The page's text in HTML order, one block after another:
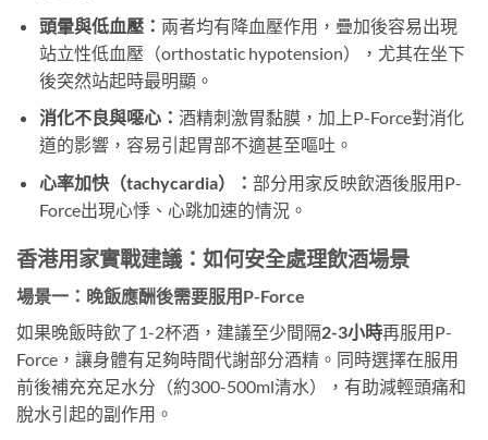
頭暈與低血壓： 兩者均有降血壓作用，疊加後容易出現
站立性低血壓（orthostatic hypotension），尤其在坐下
後突然站起時最明顯。
消化不良與噁心： 酒精刺激胃黏膜，加上P-Force對消化
道的影響，容易引起胃部不適甚至嘔吐。
心率加快（tachycardia）： 部分用家反映飲酒後服用P-
Force出現心悸、心跳加速的情況。
香港用家實戰建議：如何安全處理飲酒場景
場景一：晚飯應酬後需要服用P-Force
如果晚飯時飲了1-2杯酒，建議至少間隔2-3小時再服用P-
Force，讓身體有足夠時間代謝部分酒精。同時選擇在服用
前後補充充足水分（約300-500ml清水），有助減輕頭痛和
脫水引起的副作用。